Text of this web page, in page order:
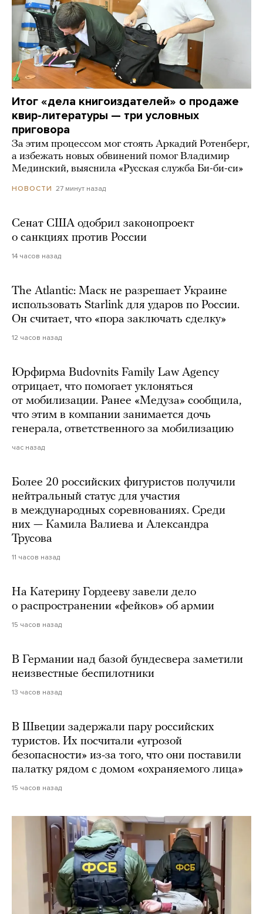
Итог «дела книгоиздателей» о продаже
квир-литературы — три условных
приговора
За этим процессом мог стоять Аркадий Ротенберг,
а избежать новых обвинений помог Владимир
Мединский, выяснила «Русская служба Би-би-си»
НОВОСТИ 27 минут назад
Сенат США одобрил законопроект
о санкциях против России
14 часов назад
The Atlantic: Маск не разрешает Украине
использовать Starlink для ударов по России.
Он считает, что «пора заключать сделку»
12 часов назад
Юрфирма Budovnits Family Law Agency
отрицает, что помогает уклоняться
от мобилизации. Ранее «Медуза» сообщила,
что этим в компании занимается дочь
генерала, ответственного за мобилизацию
час назад
Более 20 российских фигуристов получили
нейтральный статус для участия
в международных соревнованиях. Среди
них — Камила Валиева и Александра
Трусова
11 часов назад
На Катерину Гордееву завели дело
о распространении «фейков» об армии
15 часов назад
В Германии над базой бундесвера заметили
неизвестные беспилотники
13 часов назад
В Швеции задержали пару российских
туристов. Их посчитали «угрозой
безопасности» из-за того, что они поставили
палатку рядом с домом «охраняемого лица»
15 часов назад